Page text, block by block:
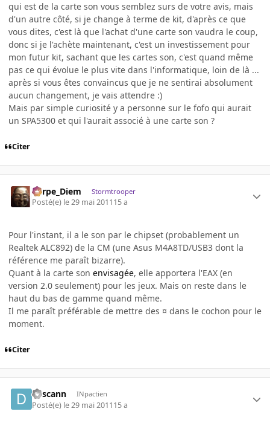
qui est de la carte son vous semblez surs de votre avis, mais
d'un autre côté, si je change à terme de kit, d'après ce que
vous dites, c'est là que l'achat d'une carte son vaudra le coup,
donc si je l'achète maintenant, c'est un investissement pour
mon futur kit, sachant que les cartes son, c'est quand même
pas ce qui évolue le plus vite dans l'informatique, loin de là ...
après si vous êtes convaincus que je ne sentirai absolument
aucun changement, je vais attendre :)
Mais par simple curiosité y a personne sur le fofo qui aurait
un SPA5300 et qui l'aurait associé à une carte son ?
Citer
Carpe_Diem Stormtrooper
Posté(e) le 29 mai 201115 a
Pour l'instant, il a le son par le chipset (probablement un
Realtek ALC892) de la CM (une Asus M4A8TD/USB3 dont la
référence me paraît bizarre).
Quant à la carte son envisagée, elle apportera l'EAX (en
version 2.0 seulement) pour les jeux. Mais on reste dans le
haut du bas de gamme quand même.
Il me paraît préférable de mettre des ¤ dans le cochon pour le
moment.
Citer
descann INpactien
Posté(e) le 29 mai 201115 a